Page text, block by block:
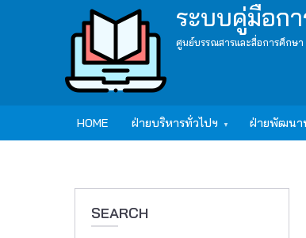
ระบบคู่มือก
ศูนย์บรรณสารและสื่อการศึกษ
Main
HOME ฝ่ายบริหารทั่วไปฯ ฝ่ายพัฒนา
SEARCH